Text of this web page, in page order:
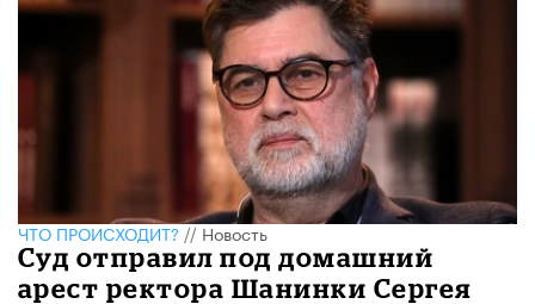
ЧТО ПРОИСХОДИТ?//Новость
Суд отправил под домашний
арест ректора Шанинки Сергея